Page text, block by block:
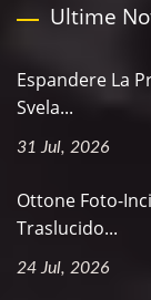
Ultime
Espandere La
Svela...
31 Jul, 2026
Ottone Foto-
Traslucido...
24 Jul, 2026